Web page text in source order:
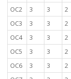
OC2
3 3 2
OC3
3 3 2
OC4
3 3 2
OC5
3 3 2
OC6
3 3 2